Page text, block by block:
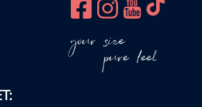
your size
pure feel